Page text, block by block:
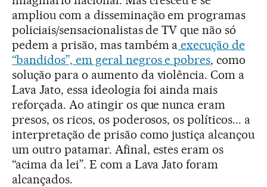
ampliou com a disseminação em programas
policiais/sensacionalistas de TV que não só
pedem a prisão, mas também a execução de
“bandidos”, em geral negros e pobres, como
solução para o aumento da violência. Com a
Lava Jato, essa ideologia foi ainda mais
reforçada. Ao atingir os que nunca eram
presos, os ricos, os poderosos, os políticos... a
interpretação de prisão como justiça alcançou
um outro patamar. Afinal, estes eram os
“acima da lei”. E com a Lava Jato foram
alcançados.